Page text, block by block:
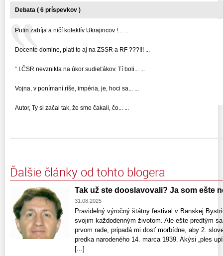
Debata ( 6 príspevkov )
Putin zabíja a ničí kolektív Ukrajincov !... ...
Docente domine, platí to aj na ZSSR a RF ???!!! ...
“ I.ČSR nevznikla na úkor sudieťákov. Tí boli... ...
Vojna, v ponímaní ríše, impéria, je, hoci sa... ...
Autor, Ty si začal tak, že sme čakali, čo... ...
Ďalšie články od tohto blogera
Tak už ste dooslavovali? Ja som ešte
31.08.2025
Pravidelný výročný štátny festival v Banskej
svojim každodenným životom. Ale ešte predtým
prvom rade, pripadá mi dosť morbídne, aby 2.
predka narodeného 14. marca 1939. Akýsi „ples
[...]